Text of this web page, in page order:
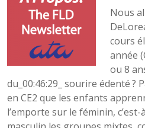
Nous
cours
année
ou 8
du_00:46:29_ sourire édenté ?
en CE2 que les enfants
l’emporte sur le féminin,